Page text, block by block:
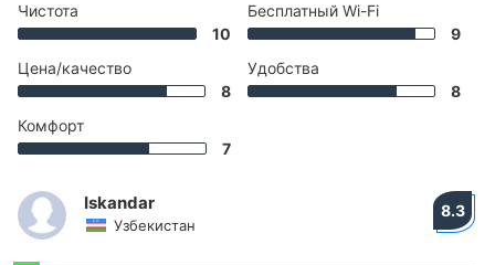
Чистота
10
Цена/качество
8
Комфорт
7
Бесплатный Wi-Fi
9
Удобства
8
Iskandar
Узбекистан
8.3